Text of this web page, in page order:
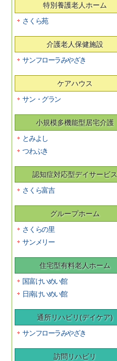
特別養護老人ホーム
さくら苑
介護老人保健施設
サンフローラみやざき
ケアハウス
サン・グラン
小規模多機能型居宅介護
とみよし
つわぶき
認知症対応型デイサービス
さくら富吉
グループホーム
さくらの里
サンメリー
住宅型有料老人ホーム
国富けいめい館
日南けいめい館
通所リハビリ(デイケア)
サンフローラみやざき
訪問リハビリ